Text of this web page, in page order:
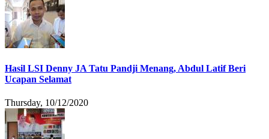
Hasil LSI Denny JA Tatu Pandji Menang, Abdul Latif Beri
Ucapan Selamat
Thursday, 10/12/2020